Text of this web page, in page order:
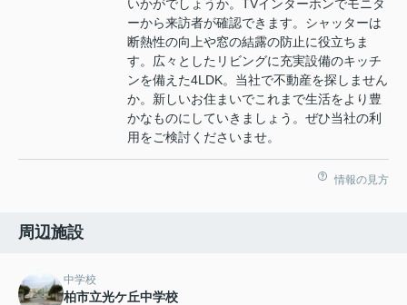
いかがでしょうか。TVインターホンでモニタ
ーから来訪者が確認できます。シャッターは
断熱性の向上や窓の結露の防止に役立ちま
す。広々としたリビングに充実設備のキッチ
ンを備えた4LDK。当社で不動産を探しません
か。新しいお住まいでこれまで生活をより豊
かなものにしていきましょう。ぜひ当社の利
用をご検討くださいませ。
情報の見方
周辺施設
中学校
柏市立光ケ丘中学校